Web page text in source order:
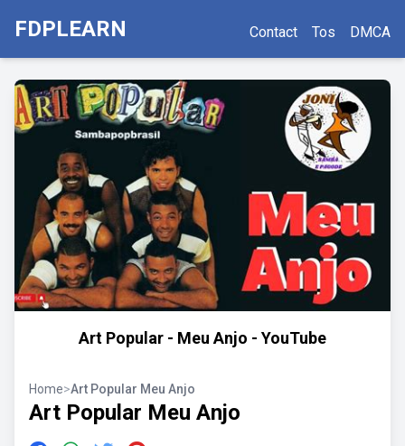
FDPLEARN Contact Tos DMCA
Art Popular - Meu Anjo - YouTube
Home>Art Popular Meu Anjo
Art Popular Meu Anjo